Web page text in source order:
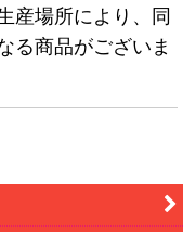
産場所により、同
る商品がございま